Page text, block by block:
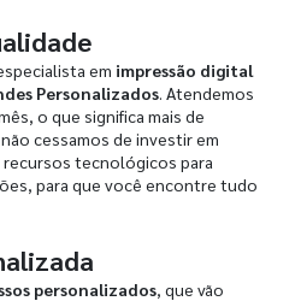
em impressão digital
Personalizados. Atendemos
o que significa mais de
cessamos de investir em
recursos tecnológicos para
para que você encontre tudo
personalizados, que vão